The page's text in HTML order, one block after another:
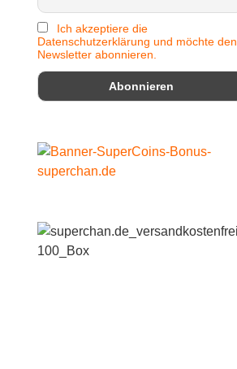
Ich akzeptiere die
Datenschutzerklärung und möchte den
Newsletter abonnieren.